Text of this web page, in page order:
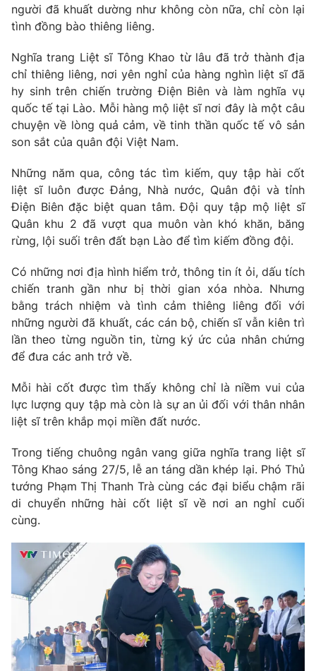
người đã khuất dường như không còn nữa, chỉ còn lại
tình đồng bào thiêng liêng.
Nghĩa trang Liệt sĩ Tông Khao từ lâu đã trở thành địa
chỉ thiêng liêng, nơi yên nghỉ của hàng nghìn liệt sĩ đã
hy sinh trên chiến trường Điện Biên và làm nghĩa vụ
quốc tế tại Lào. Mỗi hàng mộ liệt sĩ nơi đây là một câu
chuyện về lòng quả cảm, về tinh thần quốc tế vô sản
son sắt của quân đội Việt Nam.
Những năm qua, công tác tìm kiếm, quy tập hài cốt
liệt sĩ luôn được Đảng, Nhà nước, Quân đội và tỉnh
Điện Biên đặc biệt quan tâm. Đội quy tập mộ liệt sĩ
Quân khu 2 đã vượt qua muôn vàn khó khăn, băng
rừng, lội suối trên đất bạn Lào để tìm kiếm đồng đội.
Có những nơi địa hình hiểm trở, thông tin ít ỏi, dấu tích
chiến tranh gần như bị thời gian xóa nhòa. Nhưng
bằng trách nhiệm và tình cảm thiêng liêng đối với
những người đã khuất, các cán bộ, chiến sĩ vẫn kiên trì
lần theo từng nguồn tin, từng ký ức của nhân chứng
để đưa các anh trở về.
Mỗi hài cốt được tìm thấy không chỉ là niềm vui của
lực lượng quy tập mà còn là sự an ủi đối với thân nhân
liệt sĩ trên khắp mọi miền đất nước.
Trong tiếng chuông ngân vang giữa nghĩa trang liệt sĩ
Tông Khao sáng 27/5, lễ an táng dần khép lại. Phó Thủ
tướng Phạm Thị Thanh Trà cùng các đại biểu chậm rãi
di chuyển những hài cốt liệt sĩ về nơi an nghỉ cuối
cùng.